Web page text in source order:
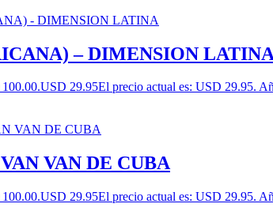
– DIMENSION LATINA
USD 29.95El precio actual es: USD 29.95.
VAN DE CUBA
USD 29.95El precio actual es: USD 29.95.